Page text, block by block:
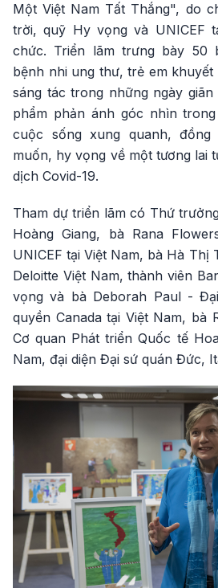
Một Việt Nam Tất Thắng", do
trời, quỹ Hy vọng và UNICEF
chức. Triển lãm trưng bày 50
bệnh nhi ung thư, trẻ em
sáng tác trong những ngày
phẩm phản ánh góc nhìn
cuộc sống xung quanh,
muốn, hy vọng về một tương lai
dịch Covid-19.
Tham dự triển lãm có Thứ
Hoàng Giang, bà Rana
UNICEF tại Việt Nam, bà Hà
Deloitte Việt Nam, thành viên
vọng và bà Deborah Paul -
quyền Canada tại Việt Nam, bà
Cơ quan Phát triển Quốc tế
Nam, đại diện Đại sứ quán Đức,